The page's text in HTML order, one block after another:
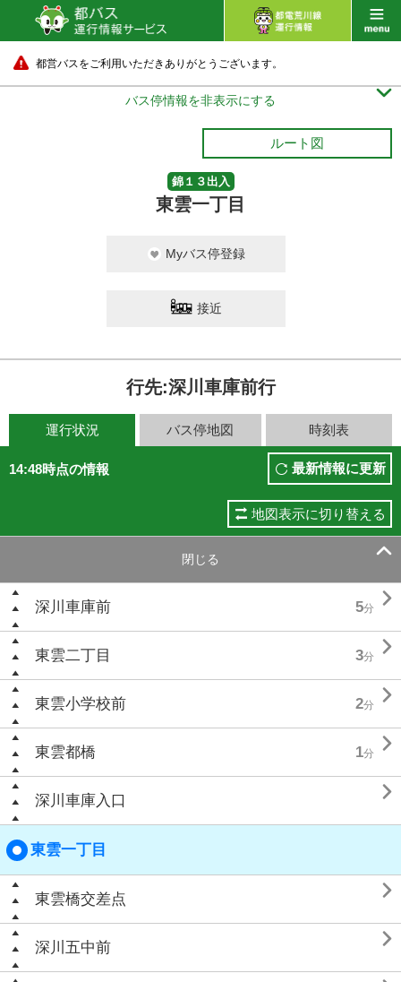
都営バスをご利用いただきありがとうございます。
バス停情報を非表示にする 
ルート図
錦１３出入
東雲一丁目
Myバス停登録
接近
行先:深川車庫前行
運行状況 バス停地図 時刻表
14:48時点の情報 最新情報に更新
地図表示に切り替える
閉じる 
深川車庫前 5分 
東雲二丁目 3分 
東雲小学校前 2分 
東雲都橋 1分 
深川車庫入口 
東雲一丁目
東雲橋交差点 
深川五中前 